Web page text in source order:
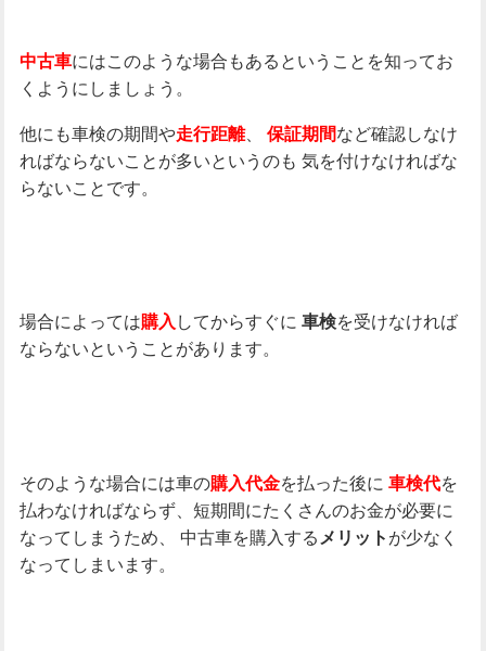
中古車にはこのような場合もあるということを知ってお
くようにしましょう。
他にも車検の期間や走行距離、 保証期間など確認しなけ
ればならないことが多いというのも 気を付けなければな
らないことです。
場合によっては購入 してからすぐに 車検を受けなければ
ならないということがあります。
そのような場合には車の購入代金を払った後に 車検代を
払わなければならず、短期間にたくさんのお金が必要に
なってしまうため、
中古車を購入する メリット が少なく
なってしまいます。